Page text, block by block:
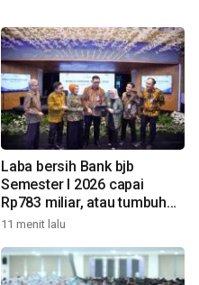
Laba bersih Bank bjb
Semester I 2026 capai
Rp783 miliar, atau tumbuh
58,8 persen
11 menit lalu